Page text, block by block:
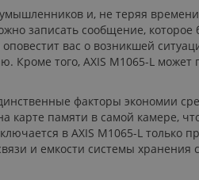
и, не теряя
записать сообщение,
вас о возникшей
Кроме того, AXIS M1065-L
факторы экономии
памяти в самой камере,
в AXIS M1065-L
и емкости системы хранения